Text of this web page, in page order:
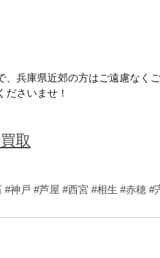
、兵庫県近郊の方はご遠慮なく
さいませ！
取
#神戸 #芦屋 #西宮 #相生 #赤穂 #